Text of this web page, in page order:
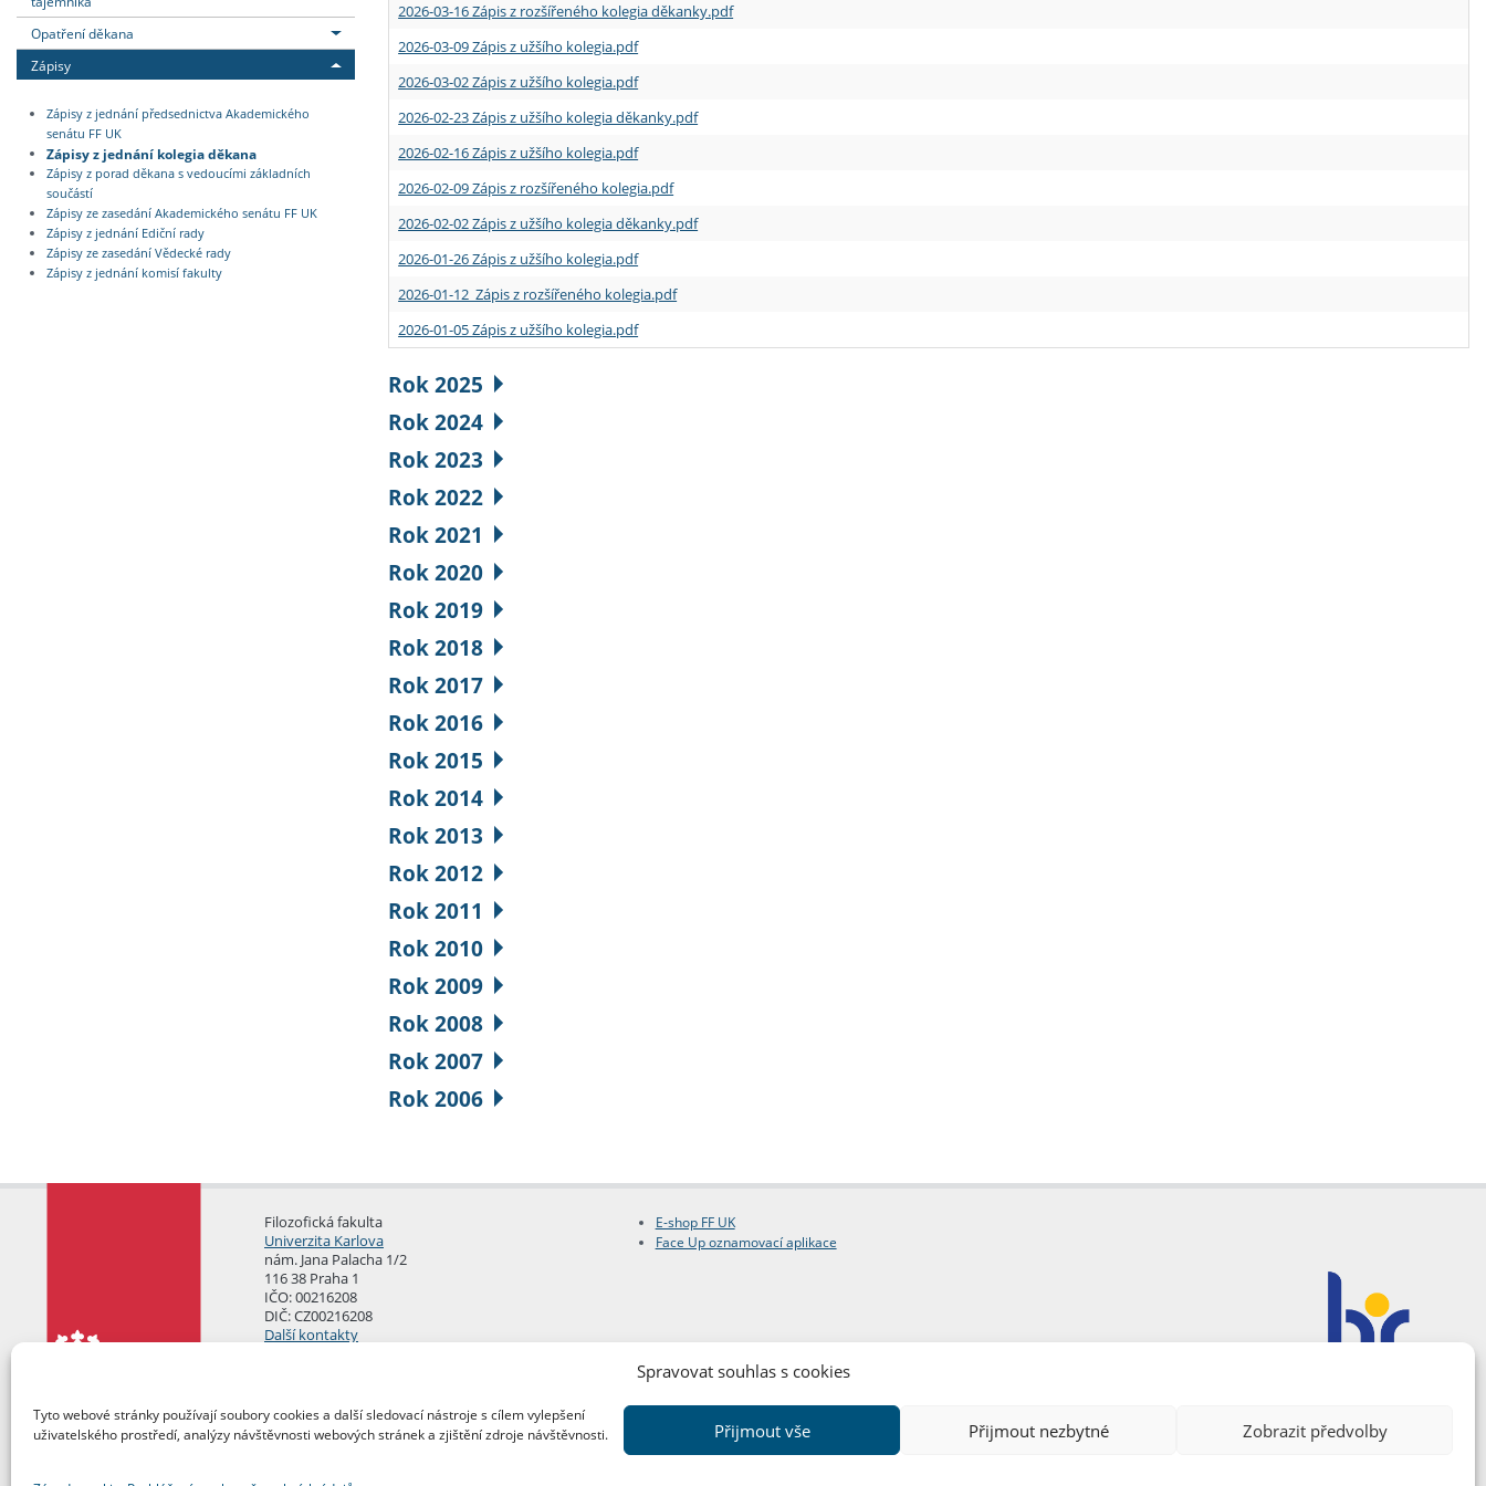
Spravovat souhlas s cookies
Tyto webové stránky používají soubory cookies a další sledovací nástroje s cílem vylepšení
uživatelského prostředí, analýzy návštěvnosti webových stránek a zjištění zdroje návštěvnosti.
Přijmout vše Přijmout nezbytné Zobrazit předvolby
Opatření děkana
Zápisy
Zápisy z jednání předsednictva Akademického
senátu FF UK
Zápisy z jednání kolegia děkana
Zápisy z porad děkana s vedoucími základních
součástí
Zápisy ze zasedání Akademického senátu FF UK
Zápisy z jednání Ediční rady
Zápisy ze zasedání Vědecké rady
Zápisy z jednání komisí fakulty
2026-03-16 Zápis z rozšířeného kolegia děkanky.pdf
2026-03-09 Zápis z užšího kolegia.pdf
2026-03-02 Zápis z užšího kolegia.pdf
2026-02-23 Zápis z užšího kolegia děkanky.pdf
2026-02-16 Zápis z užšího kolegia.pdf
2026-02-09 Zápis z rozšířeného kolegia.pdf
2026-02-02 Zápis z užšího kolegia děkanky.pdf
2026-01-26 Zápis z užšího kolegia.pdf
2026-01-12 Zápis z rozšířeného kolegia.pdf
2026-01-05 Zápis z užšího kolegia.pdf
Rok 2025
Rok 2024
Rok 2023
Rok 2022
Rok 2021
Rok 2020
Rok 2019
Rok 2018
Rok 2017
Rok 2016
Rok 2015
Rok 2014
Rok 2013
Rok 2012
Rok 2011
Rok 2010
Rok 2009
Rok 2008
Rok 2007
Rok 2006
Filozofická fakulta
Univerzita Karlova
nám. Jana Palacha 1/2
116 38 Praha 1
IČO: 00216208
DIČ: CZ00216208
Další kontakty
E-shop FF UK
Face Up oznamovací aplikace